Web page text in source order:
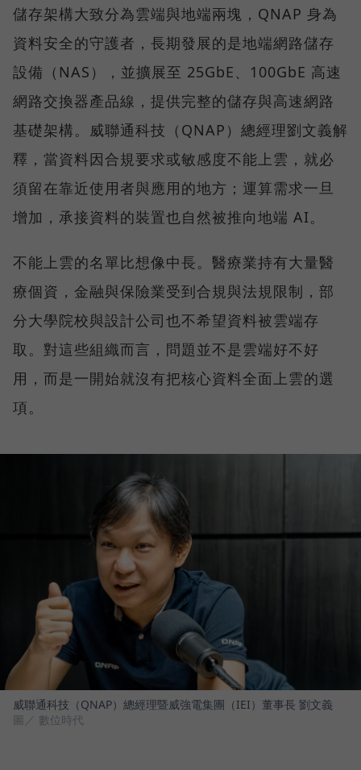
儲存架構大致分為雲端與地端兩塊，QNAP 身為
資料安全的守護者，長期發展的是地端網路儲存
設備（NAS），並擴展至 25GbE、100GbE 高速
網路交換器產品線，提供完整的儲存與高速網路
基礎架構。威聯通科技（QNAP）總經理劉文義解
釋，當資料因合規要求或敏感度不能上雲，就必
須留在靠近使用者與應用的地方；運算需求一旦
增加，承接資料的裝置也自然被推向地端 AI。
不能上雲的名單比想像中長。醫療業持有大量醫
療個資，金融與保險業受到合規與法規限制，部
分大學院校與設計公司也不希望資料被雲端存
取。對這些組織而言，問題並不是雲端好不好
用，而是一開始就沒有把核心資料全面上雲的選
項。
威聯通科技（QNAP）總經理暨威強電集團（IEI）董事長 劉文義
圖／ 數位時代